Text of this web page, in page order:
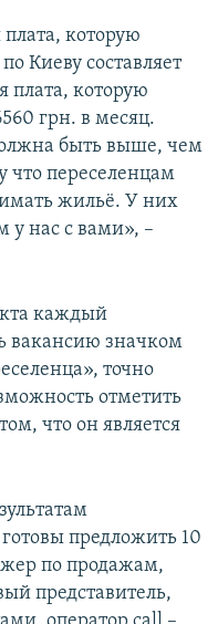
плата, которую
Киеву составляет
плата, которую
грн. в месяц.
быть выше, чем
что переселенцам
жильё. У них
у нас с вами», –
каждый
вакансию значком
точно
отметить
что он является
предложить 10
по продажам,
представитель,